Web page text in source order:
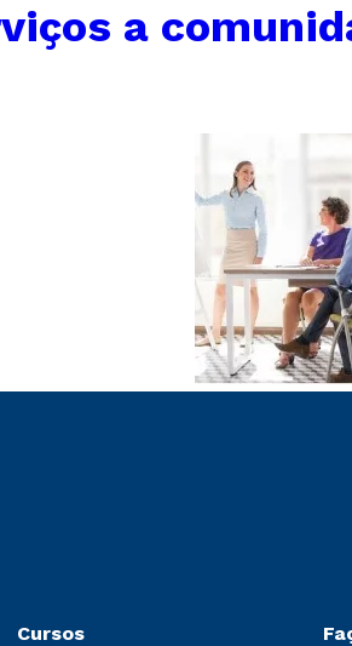
a
Cursos